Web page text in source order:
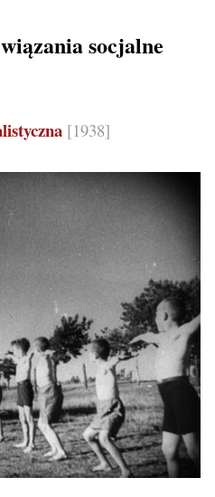
socjalne
[1938]